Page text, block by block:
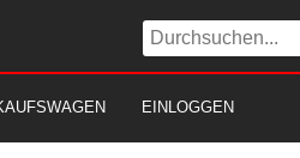
EINLOGGEN